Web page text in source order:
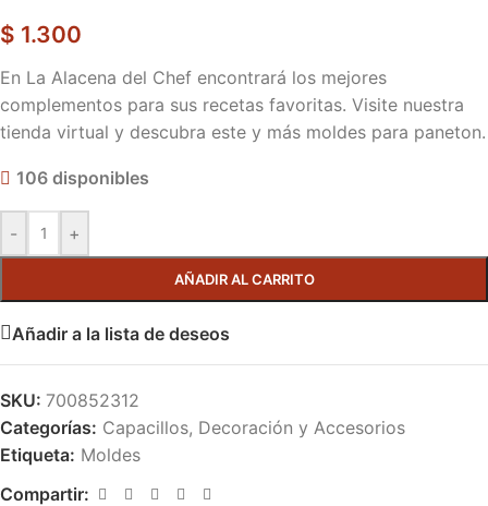
$ 1.300
En La Alacena del Chef encontrará los mejores
complementos para sus recetas favoritas. Visite nuestra
tienda virtual y descubra este y más moldes para paneton.
106 disponibles
- +
AÑADIR AL CARRITO
Añadir a la lista de deseos
SKU: 700852312
Categorías: Capacillos, Decoración y Accesorios
Etiqueta: Moldes
Compartir: